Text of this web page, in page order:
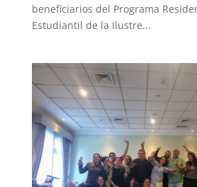
beneficiarios del Programa
Estudiantil de la Ilustre...